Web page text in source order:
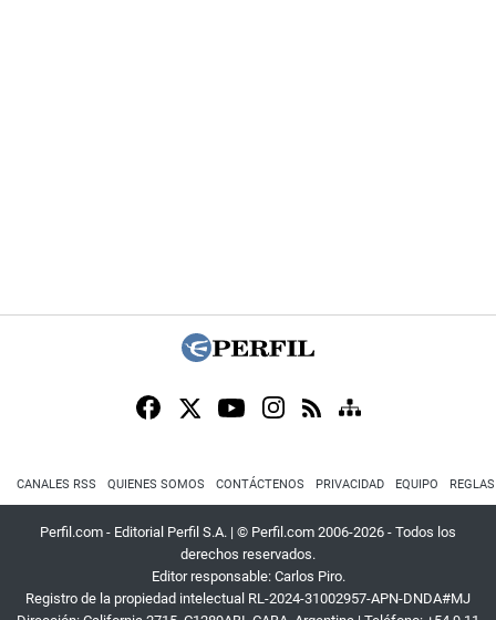
CANALES RSS QUIENES SOMOS CONTÁCTENOS PRIVACIDAD EQUIPO
Perfil.com - Editorial Perfil S.A. | © Perfil.com 2006-2026 - Todos los
derechos reservados.
Editor responsable: Carlos Piro.
Registro de la propiedad intelectual RL-2024-31002957-APN-DNDA#MJ